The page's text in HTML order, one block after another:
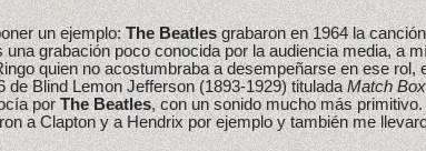
un ejemplo: The Beatlesgrabaron en 1964 la
una grabación poco conocida por la audiencia media, a
quien no acostumbraba a desempeñarse en ese
de Blind Lemon Jefferson (1893-1929) tituladaMatch
porThe Beatles, con un sonido mucho más
a Clapton y a Hendrix por ejemplo y también me